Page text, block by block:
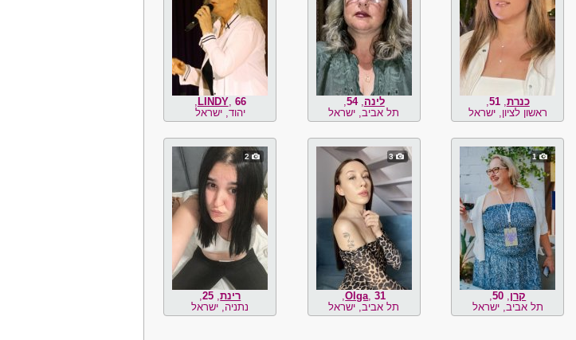
כנרת,
51
,
ראשון לציון, ישראל
לינה,
54
,
תל אביב, ישראל
LINDY, 66
,
יהוד, ישראל
1
קרן,
50
,
תל אביב, ישראל
3
Olga,31
,
תל אביב, ישראל
2
רינת,
25
,
נתניה, ישראל